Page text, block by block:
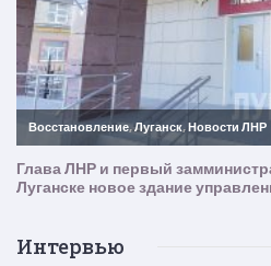
Интервью